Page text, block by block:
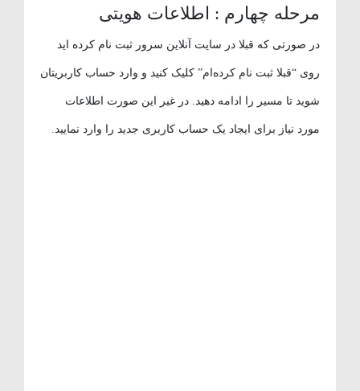
مرحله چهارم : اطلاعات هویتی
در صورتی که قبلا در سایت آنلاین سرور ثبت نام کرده اید
روی “قبلا ثبت نام کرده‌ام” کلیک کنید و وارد حساب کاربریتان
شوید تا مسیر را ادامه دهید. در غیر این صورت اطلاعات
مورد نیاز برای ایجاد یک حساب کاربری جدید را وارد نمایید.